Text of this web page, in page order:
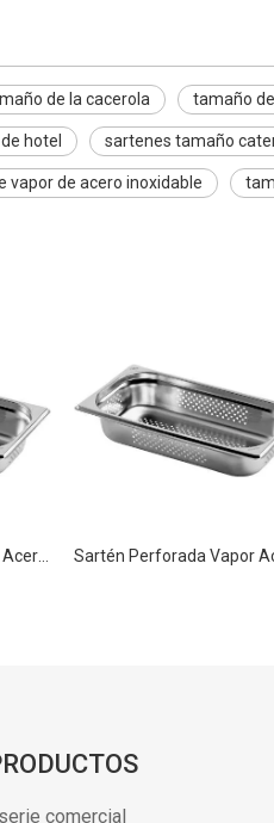
de la cacerola tamaño
hotel sartenes tamaño
vapor de acero inoxidable
serie comercial